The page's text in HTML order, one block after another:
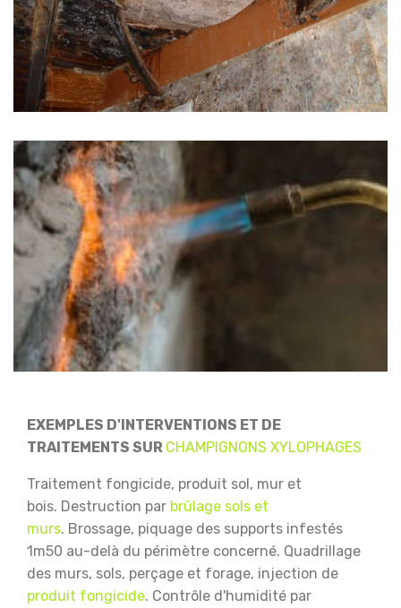
EXEMPLES D'INTERVENTIONS ET DE
TRAITEMENTS SUR CHAMPIGNONS XYLOPHAGES
Traitement fongicide, produit sol, mur et
bois. Destruction par brûlage sols et
murs. Brossage, piquage des supports infestés
1m50 au-delà du périmètre concerné. Quadrillage
des murs, sols, perçage et forage, injection de
produit fongicide. Contrôle d'humidité par